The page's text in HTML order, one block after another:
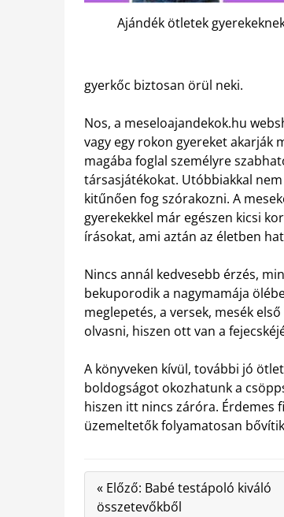
Ajándék ötletek
gyerkőc biztosan örül neki.
Nos, a meseloajandekok.hu
vagy egy rokon gyereket akarják
magába foglal személyre
társasjátékokat. Utóbbiakkal
kitűnően fog szórakozni. A
gyerekekkel már egészen kicsi
írásokat, ami aztán az életben
Nincs annál kedvesebb érzés,
bekuporodik a nagymamája
meglepetés, a versek, mesék
olvasni, hiszen ott van a
A könyveken kívül, további jó
boldogságot okozhatunk a
hiszen itt nincs záróra. Érdemes
üzemeltetők folyamatosan
« Előző: Babé testápoló kiváló
összetevőkből